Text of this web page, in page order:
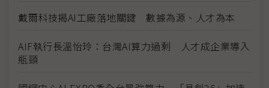
戴爾科技揭AI工廠落地關鍵 數據為源、人才為本
AIF執行長溫怡玲：台灣AI算力過剩 人才成企業導入
瓶頸